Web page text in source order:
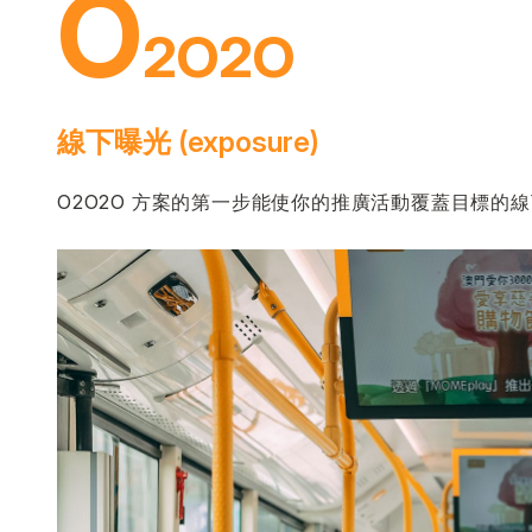
O2O2O
線下曝光 (exposure)
O2O2O 方案的第一步能使你的推廣活動覆蓋目標的